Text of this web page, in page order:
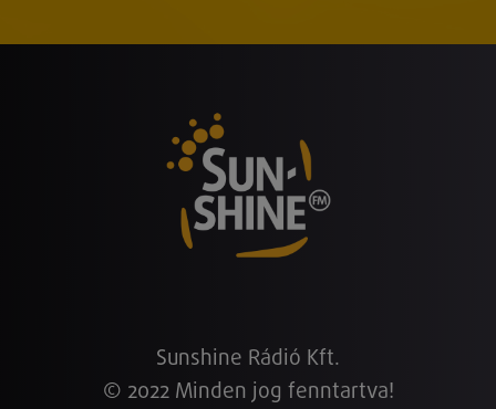
Sunshine Rádió Kft.
© 2022 Minden jog fenntartva!